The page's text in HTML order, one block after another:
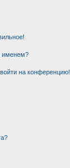
именем?
на конференцию!